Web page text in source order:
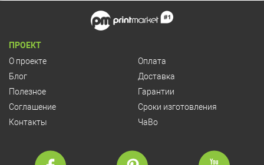
ПРОЕКТ
О проекте
Блог
Полезное
Соглашение
Контакты
Оплата
Доставка
Гарантии
Сроки изготовления
ЧаВо